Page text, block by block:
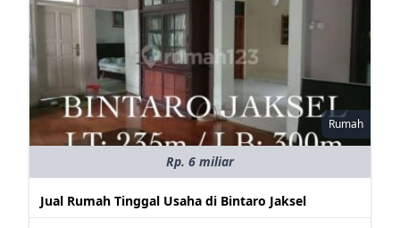
Rumah
Rp. 6 miliar
Jual Rumah Tinggal Usaha di Bintaro Jaksel